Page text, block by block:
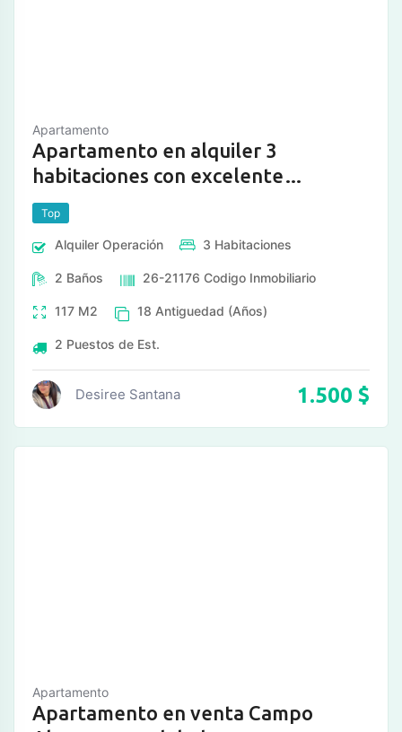
Apartamento
Apartamento en alquiler 3
habitaciones con excelente
distribución en Los Dos Camin
Top
Alquiler Operación 3 Habitaciones
2 Baños 26-21176 Codigo Inmobiliario
117 M2 18 Antiguedad (Años)
2 Puestos de Est.
Desiree Santana 1.500 $
Apartamento
Apartamento en venta Campo